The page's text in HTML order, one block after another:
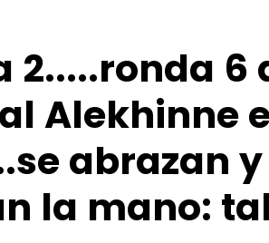
2.....ronda 6
Alekhinne
abrazan
la mano: